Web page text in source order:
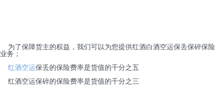
为了保障货主的权益，我们可以为您提供红酒白酒空运保丢保碎保险
业务；
红酒空运保丢的保险费率是货值的千分之五
红酒空运保碎的保险费率是货值的千分之三